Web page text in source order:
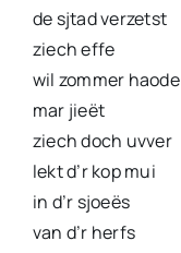
de sjtad verzetst
ziech effe
wil zommer haode
mar jieët
ziech doch uvver
lekt d’r kop mui
in d’r sjoeës
van d’r herfs